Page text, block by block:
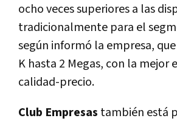
ocho veces superiores a las
tradicionalmente para el
según informó la empresa,
K hasta 2 Megas, con la mejor
calidad-precio.
Club Empresas también está